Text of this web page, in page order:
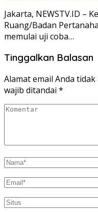
Jakarta, NEWSTV.ID –
Ruang/Badan
memulai uji coba…
Tinggalkan Balasan
Alamat email Anda
wajib ditandai *